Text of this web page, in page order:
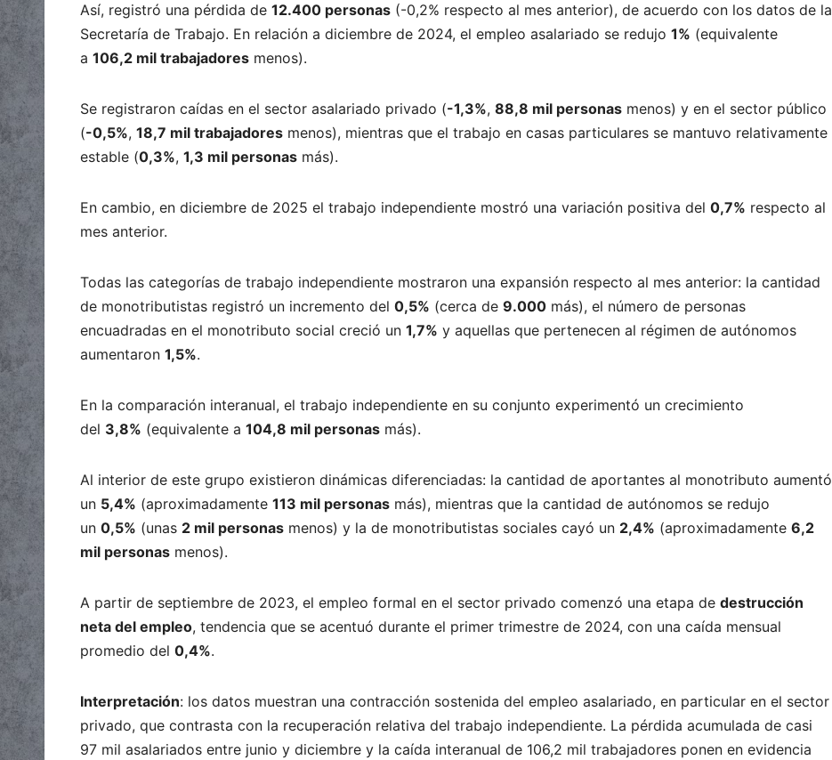
Así, registró una pérdida de 12.400 personas (-0,2% respecto al mes anterior), de acuerdo con los datos de la
Secretaría de Trabajo. En relación a diciembre de 2024, el empleo asalariado se redujo 1% (equivalente
a 106,2 mil trabajadores menos).
Se registraron caídas en el sector asalariado privado (-1,3%, 88,8 mil personas menos) y en el sector público
(-0,5%, 18,7 mil trabajadores menos), mientras que el trabajo en casas particulares se mantuvo relativamente
estable (0,3%, 1,3 mil personas más).
En cambio, en diciembre de 2025 el trabajo independiente mostró una variación positiva del 0,7% respecto al
mes anterior.
Todas las categorías de trabajo independiente mostraron una expansión respecto al mes anterior: la cantidad
de monotributistas registró un incremento del 0,5% (cerca de 9.000 más), el número de personas
encuadradas en el monotributo social creció un 1,7% y aquellas que pertenecen al régimen de autónomos
aumentaron 1,5%.
En la comparación interanual, el trabajo independiente en su conjunto experimentó un crecimiento
del 3,8% (equivalente a 104,8 mil personas más).
Al interior de este grupo existieron dinámicas diferenciadas: la cantidad de aportantes al monotributo aumentó
un 5,4% (aproximadamente 113 mil personas más), mientras que la cantidad de autónomos se redujo
un 0,5% (unas 2 mil personas menos) y la de monotributistas sociales cayó un 2,4% (aproximadamente 6,2
mil personas menos).
A partir de septiembre de 2023, el empleo formal en el sector privado comenzó una etapa de destrucción
neta del empleo, tendencia que se acentuó durante el primer trimestre de 2024, con una caída mensual
promedio del 0,4%.
Interpretación: los datos muestran una contracción sostenida del empleo asalariado, en particular en el sector
privado, que contrasta con la recuperación relativa del trabajo independiente. La pérdida acumulada de casi
97 mil asalariados entre junio y diciembre y la caída interanual de 106,2 mil trabajadores ponen en evidencia